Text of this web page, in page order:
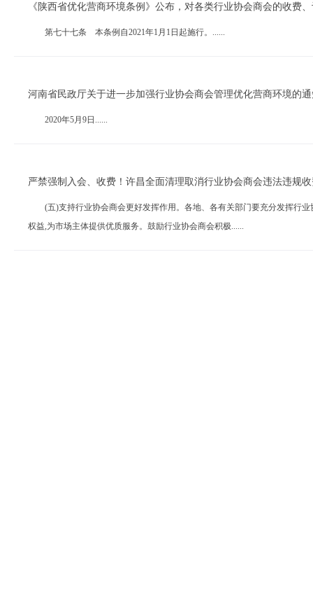
《陕西省优化营商环境条例》公布，对各类行业协会商会的收费
第七十七条 本条例自2021年1月1日起施行。......
河南省民政厅关于进一步加强行业协会商会管理优化营商环境的
2020年5月9日......
严禁强制入会、收费！许昌全面清理取消行业协会商会违法违规
(五)支持行业协会商会更好发挥作用。各地、各有关部门要充分发挥行业
权益,为市场主体提供优质服务。鼓励行业协会商会积极......